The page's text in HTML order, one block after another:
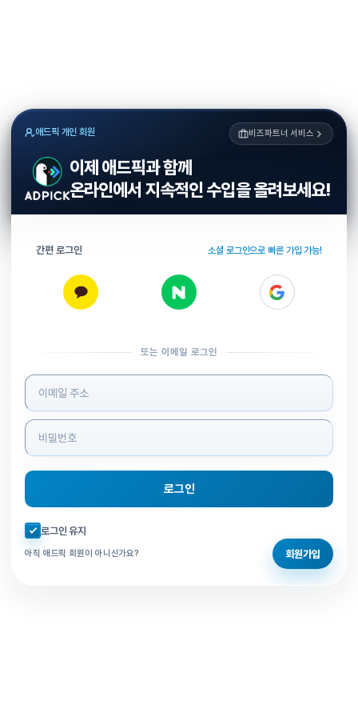
애드픽 개인 회원 비즈파트너 서비스
이제 애드픽과 함께
온라인에서 지속적인 수입을 올려보세요!
간편 로그인 소셜 로그인으로 빠른 가입 가능!
또는 이메일 로그인
로그인 정보 입력
로그인
자동로그인 체크
로그인 유지
아직 애드픽 회원이 아니신가요? 회원가입